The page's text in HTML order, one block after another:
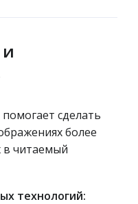
сделать
более
в читаемый
технологий: